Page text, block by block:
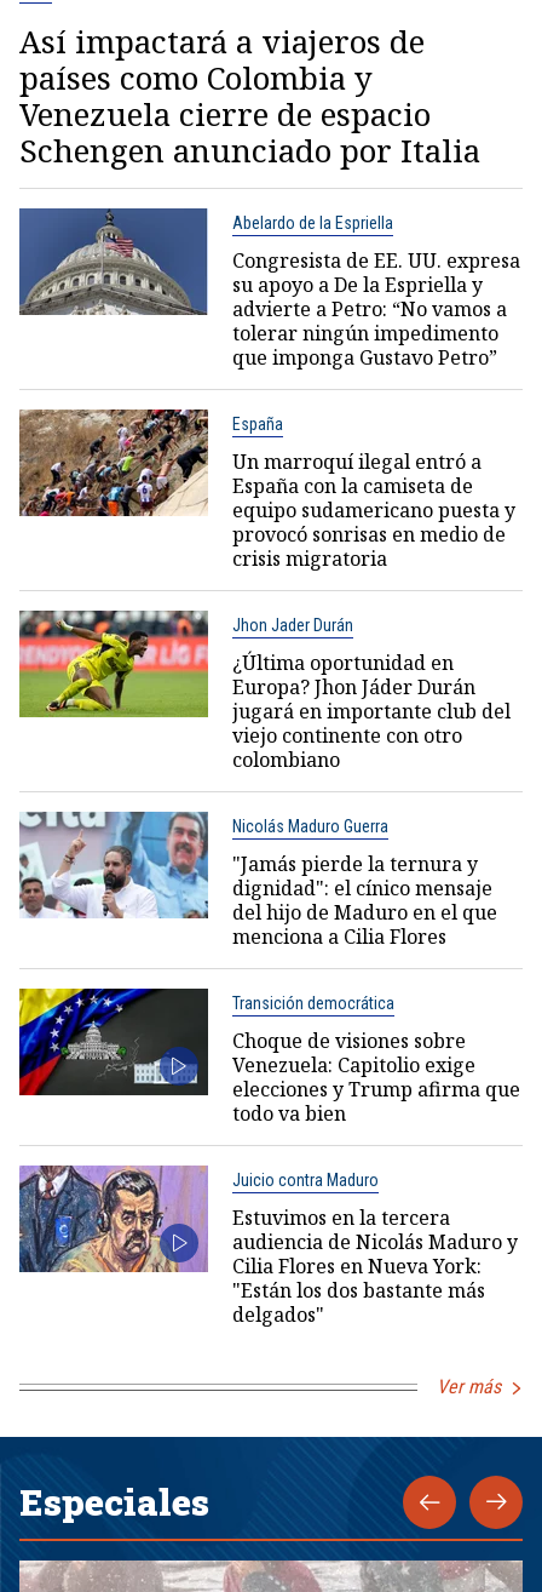
Así impactará a viajeros de
países como Colombia y
Venezuela cierre de espacio
Schengen anunciado por Italia
Abelardo de la Espriella
Congresista de EE. UU. expresa
su apoyo a De la Espriella y
advierte a Petro: “No vamos a
tolerar ningún impedimento
que imponga Gustavo Petro”
España
Un marroquí ilegal entró a
España con la camiseta de
equipo sudamericano puesta y
provocó sonrisas en medio de
crisis migratoria
Jhon Jader Durán
¿Última oportunidad en
Europa? Jhon Jáder Durán
jugará en importante club del
viejo continente con otro
colombiano
Nicolás Maduro Guerra
"Jamás pierde la ternura y
dignidad": el cínico mensaje
del hijo de Maduro en el que
menciona a Cilia Flores
Transición democrática
Choque de visiones sobre
Venezuela: Capitolio exige
elecciones y Trump afirma que
todo va bien
Juicio contra Maduro
Estuvimos en la tercera
audiencia de Nicolás Maduro y
Cilia Flores en Nueva York:
"Están los dos bastante más
delgados"
Ver más
Especiales